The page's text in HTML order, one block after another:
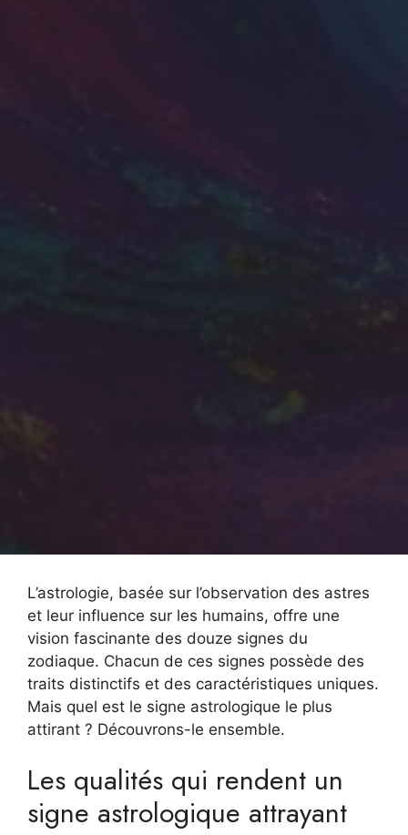
L’astrologie, basée sur l’observation des astres
et leur influence sur les humains, offre une
vision fascinante des douze signes du
zodiaque. Chacun de ces signes possède des
traits distinctifs et des caractéristiques uniques.
Mais quel est le signe astrologique le plus
attirant ? Découvrons-le ensemble.
Les qualités qui rendent un
signe astrologique attrayant